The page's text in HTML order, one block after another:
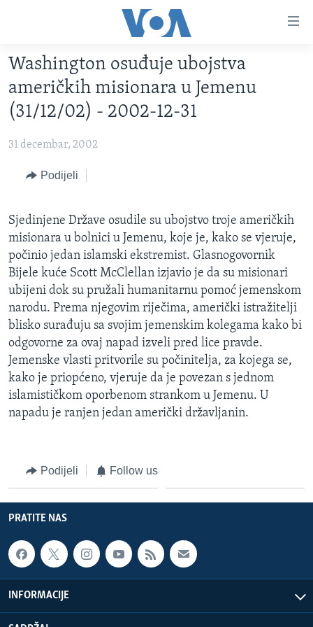
glavni
sadržaj
Pređi
na
glavnu
TV PROGRAM
VIDEO
FOTOGRAFIJE DANA
VIJESTI
SJEDINJENE AMERIČKE DRŽAVE
SVIJET
NAUKA I TEHNOLOGIJA
KORUPCIJA
SLOBODA MEDIJA
ŽENSKA STRANA
IZBJEGLIČKA STRANA
MAGAZIN
O GLASU AMERIKE
Learning English
Jezici
Washington osuđuje ubojstva
američkih misionara u Jemenu
(31/12/02) - 2002-12-31
31 decembar, 2002
Podijeli
Sjedinjene Države osudile su ubojstvo troje američkih
misionara u bolnici u Jemenu, koje je, kako se vjeruje,
počinio jedan islamski ekstremist. Glasnogovornik
Bijele kuće Scott McClellan izjavio je da su misionari
ubijeni dok su pružali humanitarnu pomoć jemenskom
narodu. Prema njegovim riječima, američki istražitelji
blisko surađuju sa svojim jemenskim kolegama kako bi
odgovorne za ovaj napad izveli pred lice pravde.
Jemenske vlasti pritvorile su počinitelja, za kojega se,
kako je priopćeno, vjeruje da je povezan s jednom
islamističkom oporbenom strankom u Jemenu. U
napadu je ranjen jedan američki državljanin.
Podijeli Follow us
PRATITE NAS
INFORMACIJE